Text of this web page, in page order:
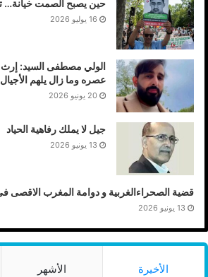
حين يصبح الصمت خيانة…
16 يوليو 2026
الولي مصطفى السيد:
عصره وما زال يلهم الأجيال
20 يونيو 2026
جيل لا يملك رفاهية الحياد
13 يونيو 2026
قضية الصحراءالغربية و دوامة المغرب الاقصى
13 يونيو 2026
الأخيرة الأشهر